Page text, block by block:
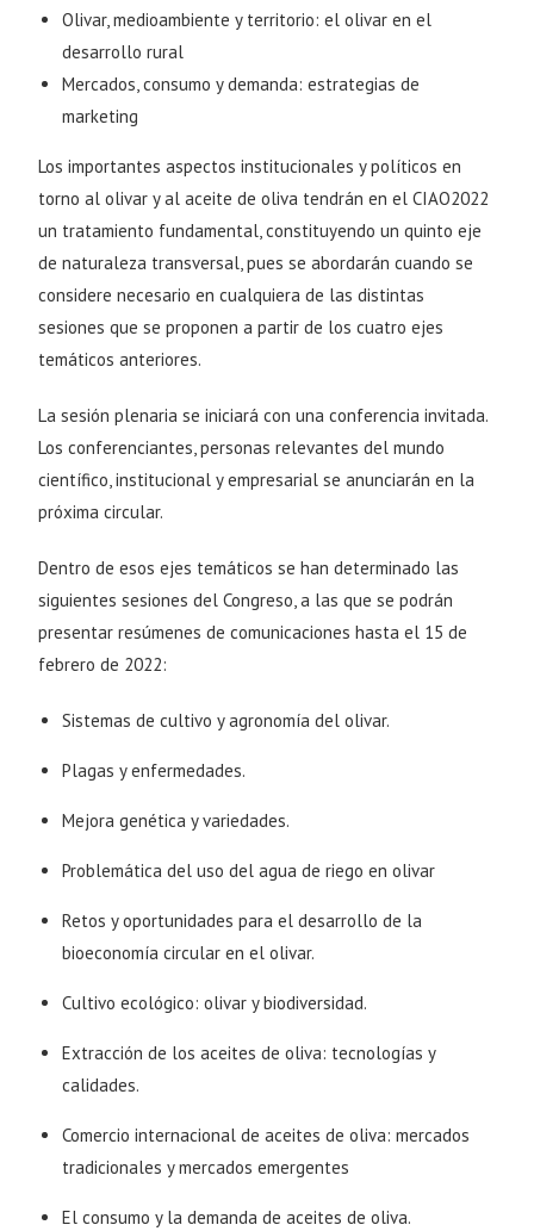
Olivar, medioambiente y territorio: el olivar en el
desarrollo rural
Mercados, consumo y demanda: estrategias de
marketing
Los importantes aspectos institucionales y políticos en
torno al olivar y al aceite de oliva tendrán en el CIAO2022
un tratamiento fundamental, constituyendo un quinto eje
de naturaleza transversal, pues se abordarán cuando se
considere necesario en cualquiera de las distintas
sesiones que se proponen a partir de los cuatro ejes
temáticosanteriores.
La sesión plenaria se iniciará con una conferencia invitada.
Los conferenciantes, personas relevantes del mundo
científico, institucional y empresarial se anunciarán en la
próxima circular.
Dentro de esos ejes temáticos se han determinado las
siguientes sesiones del Congreso, a las que se podrán
presentar resúmenes de comunicaciones hasta el 15 de
febrero de 2022:
Sistemas de cultivo y agronomía del olivar.
Plagas y enfermedades.
Mejora genética y variedades.
Problemática del uso del agua de riego en olivar
Retos y oportunidades para el desarrollo de la
bioeconomía circular en el olivar.
Cultivo ecológico: olivar y biodiversidad.
Extracción de los aceites de oliva: tecnologías y
calidades.
Comercio internacional de aceites de oliva: mercados
tradicionales y mercados emergentes
El consumo y la demanda de aceites de oliva.